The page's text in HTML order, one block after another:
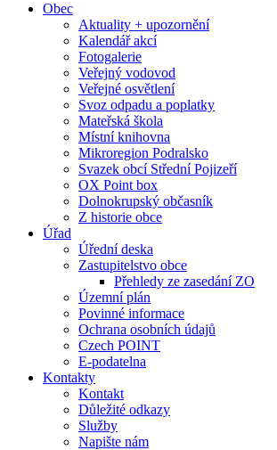
Obec
Aktuality + upozornění
Kalendář akcí
Fotogalerie
Veřejný vodovod
Veřejné osvětlení
Svoz odpadu a poplatky
Mateřská škola
Místní knihovna
Mikroregion Podralsko
Svazek obcí Střední Pojizeří
OX Point box
Dolnokrupský občasník
Z historie obce
Úřad
Úřední deska
Zastupitelstvo obce
Přehledy ze zasedání ZO
Územní plán
Povinné informace
Ochrana osobních údajů
Czech POINT
E-podatelna
Kontakty
Kontakt
Důležité odkazy
Služby
Napište nám